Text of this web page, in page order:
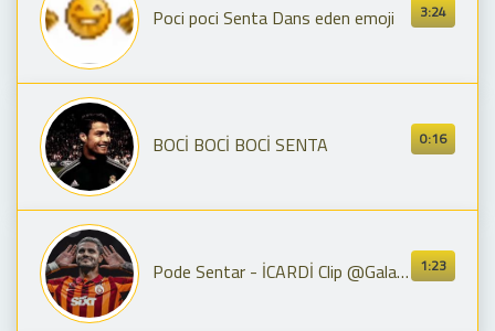
3:24
Poci poci Senta Dans eden emoji
0:16
BOCİ BOCİ BOCİ SENTA
1:23
Pode Sentar - İCARDİ Clip @Galatasaray #galatasaray #keşfet #fyp #edit #şarkı #mauroicardi